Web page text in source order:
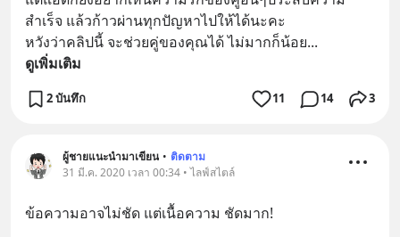
สำเร็จ แล้วก้าวผ่านทุกปัญหาไปให้ได้นะคะ
หวังว่าคลิปนี้ จะช่วยคู่ของคุณได้ ไม่มากก็น้อย...
ดูเพิ่มเติม
2 บันทึก 11 14 3
ผู้ชายแนะนำมาเขียน • ติดตาม
31 มี.ค. 2020 เวลา 00:34 • ไลฟ์สไตล์
ข้อความอาจไม่ชัด แต่เนื้อความ ชัดมาก!